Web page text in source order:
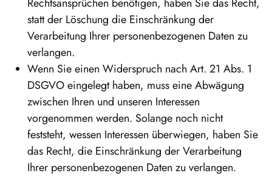
statt der Löschung die Einschränkung der
Verarbeitung Ihrer personenbezogenen Daten zu
verlangen.
Wenn Sie einen Widerspruch nach Art. 21 Abs. 1
DSGVO eingelegt haben, muss eine Abwägung
zwischen Ihren und unseren Interessen
vorgenommen werden. Solange noch nicht
feststeht, wessen Interessen überwiegen, haben Sie
das Recht, die Einschränkung der Verarbeitung
Ihrer personenbezogenen Daten zu verlangen.